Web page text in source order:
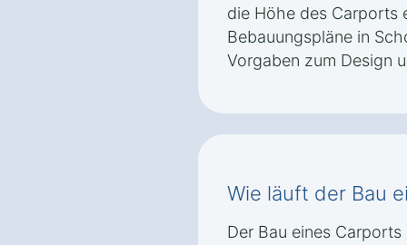
die Höhe des Carports
Bebauungspläne in
Vorgaben zum Design
Wie läuft der Bau
Der Bau eines